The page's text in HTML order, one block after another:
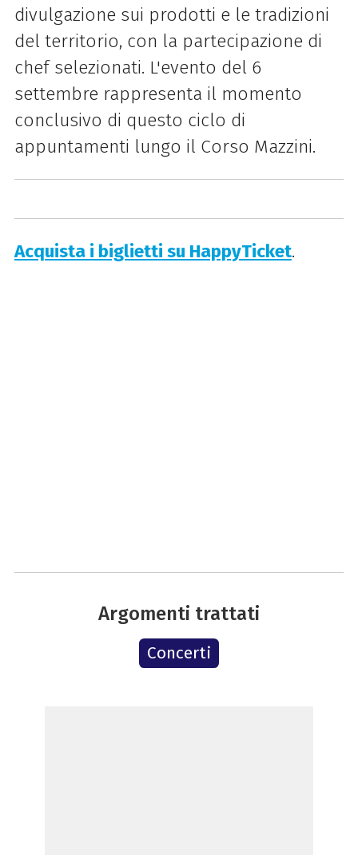
divulgazione sui prodotti e le tradizioni
del territorio, con la partecipazione di
chef selezionati. L'evento del 6
settembre rappresenta il momento
conclusivo di questo ciclo di
appuntamenti lungo il Corso Mazzini.
Acquista i biglietti su HappyTicket.
Argomenti trattati
Concerti